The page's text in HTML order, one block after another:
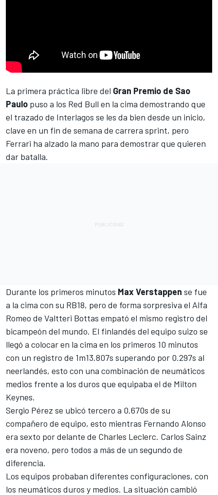
La primera práctica libre del Gran Premio de Sao
Paulo puso a los Red Bull en la cima demostrando que
el trazado de Interlagos se les da bien desde un inicio,
clave en un fin de semana de carrera sprint, pero
Ferrari ha alzado la mano para demostrar que quieren
dar batalla.
Durante los primeros minutos Max Verstappen se fue
a la cima con su RB18, pero de forma sorpresiva el Alfa
Romeo de Valtteri Bottas empató el mismo registro del
bicampeón del mundo. El finlandés del equipo suizo se
llegó a colocar en la cima en los primeros 10 minutos
con un registro de 1m13.807s superando por 0.297s al
neerlandés, esto con una combinación de neumáticos
medios frente a los duros que equipaba el de Milton
Keynes.
Sergio Pérez se ubicó tercero a 0.670s de su
compañero de equipo, esto mientras Fernando Alonso
era sexto por delante de Charles Leclerc. Carlos Sainz
era noveno, pero todos a más de un segundo de
diferencia.
Los equipos probaban diferentes configuraciones, con
los neumáticos duros y medios. La situación cambió